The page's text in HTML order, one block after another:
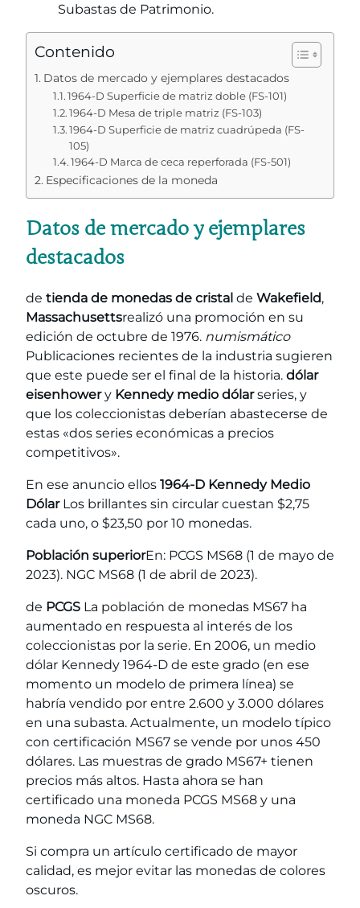
Subastas de Patrimonio.
Contenido
Datos de mercado y ejemplares destacados
1964-D Superficie de matriz doble (FS-101)
1964-D Mesa de triple matriz (FS-103)
1964-D Superficie de matriz cuadrúpeda (FS-
105)
1964-D Marca de ceca reperforada (FS-501)
Especificaciones de la moneda
Datos de mercado y ejemplares
destacados
de tienda de monedas de cristal de Wakefield,
Massachusettsrealizó una promoción en su
edición de octubre de 1976. numismático
Publicaciones recientes de la industria sugieren
que este puede ser el final de la historia. dólar
eisenhowery Kennedy medio dólarseries, y
que los coleccionistas deberían abastecerse de
estas «dos series económicas a precios
competitivos».
En ese anuncio ellos 1964-D Kennedy Medio
DólarLos brillantes sin circular cuestan $2,75
cada uno, o $23,50 por 10 monedas.
Población superiorEn: PCGS MS68 (1 de mayo de
2023). NGC MS68 (1 de abril de 2023).
de PCGS La población de monedas MS67 ha
aumentado en respuesta al interés de los
coleccionistas por la serie. En 2006, un medio
dólar Kennedy 1964-D de este grado (en ese
momento un modelo de primera línea) se
habría vendido por entre 2.600 y 3.000 dólares
en una subasta. Actualmente, un modelo típico
con certificación MS67 se vende por unos 450
dólares. Las muestras de grado MS67+ tienen
precios más altos. Hasta ahora se han
certificado una moneda PCGS MS68 y una
moneda NGC MS68.
Si compra un artículo certificado de mayor
calidad, es mejor evitar las monedas de colores
oscuros.